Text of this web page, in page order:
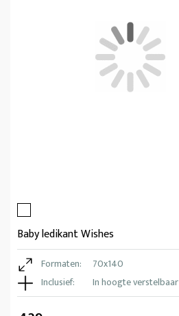
Baby ledikant Wishes
Formaten:
70x140
Inclusief:
In hoogte verstelbaar